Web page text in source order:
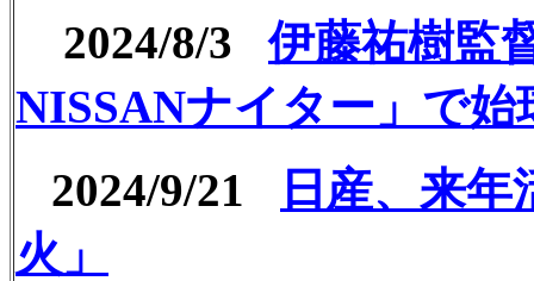
2024/8/3
伊藤祐樹監
NISSANナイター」で始
2024/9/21
日 産、来
火」